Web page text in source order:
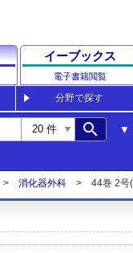
イーブックス
電子書籍閲覧
分野で探す
search
消化器外科 44巻 2号